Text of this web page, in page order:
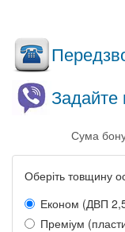
Задайте
Сума
Оберіть товщину
Економ (ДВП
Преміум